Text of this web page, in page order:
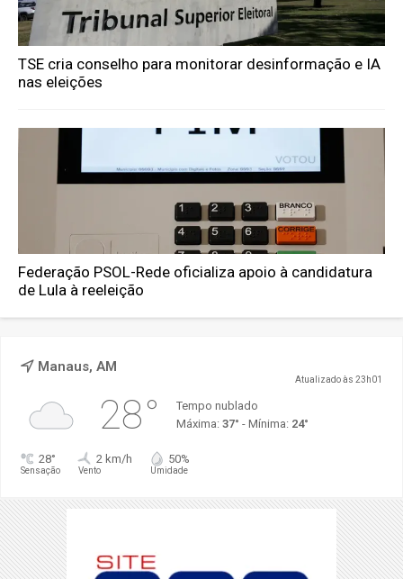
TSE cria conselho para monitorar desinformação e IA
nas eleições
Federação PSOL-Rede oficializa apoio à candidatura
de Lula à reeleição
Manaus, AM
Atualizado às 23h01
28°
Tempo nublado
Máxima: 37° - Mínima: 24°
28°
Sensação
2 km/h
Vento
50%
Umidade